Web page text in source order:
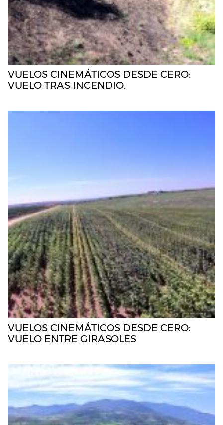
VUELOS CINEMÁTICOS DESDE CERO:
VUELO TRAS INCENDIO.
VUELOS CINEMÁTICOS DESDE CERO:
VUELO ENTRE GIRASOLES